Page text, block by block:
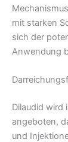
mit starken
sich der
Anwendung
Dilaudid wird
angeboten,
und